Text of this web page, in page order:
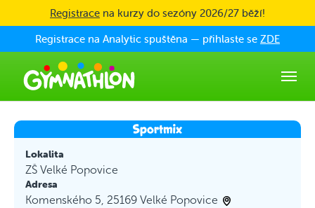
Skip to main content
Registrace na kurzy do sezóny 2026/27 běží!
Registrace na Analytic spuštěna — přihlaste se ZDE
Lokalita
ZŠ Velké Popovice
Adresa
Komenského 5, 25169 Velké Popovice